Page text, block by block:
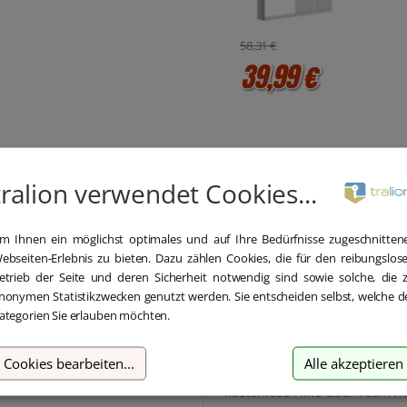
58,31 €
39,99 €
Blitzversand
und Sofortdownload
innerhalb 5-30 Minuten.
Hilfe bei der
Installation
Wir bieten Ihnen bei der
kostenlose Hilfe über
verwendet Cookies...
Ihnen ein möglichst optimales und auf Ihre Bedürfnisse
Erlebnis zu bieten. Dazu zählen Cookies, die für den
der Seite und deren Sicherheit notwendig sind sowie solche, die
Statistikzwecken genutzt werden. Sie entscheiden selbst, welche
Sie erlauben möchten.
Cookies bearbeiten... Alle akzeptieren